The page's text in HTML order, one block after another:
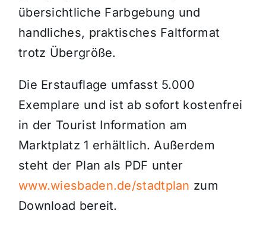
übersichtliche Farbgebung und
handliches, praktisches Faltformat
trotz Übergröße.
Die Erstauflage umfasst 5.000
Exemplare und ist ab sofort kostenfrei
in der Tourist Information am
Marktplatz 1 erhältlich. Außerdem
steht der Plan als PDF unter
www.wiesbaden.de/stadtplan zum
Download bereit.